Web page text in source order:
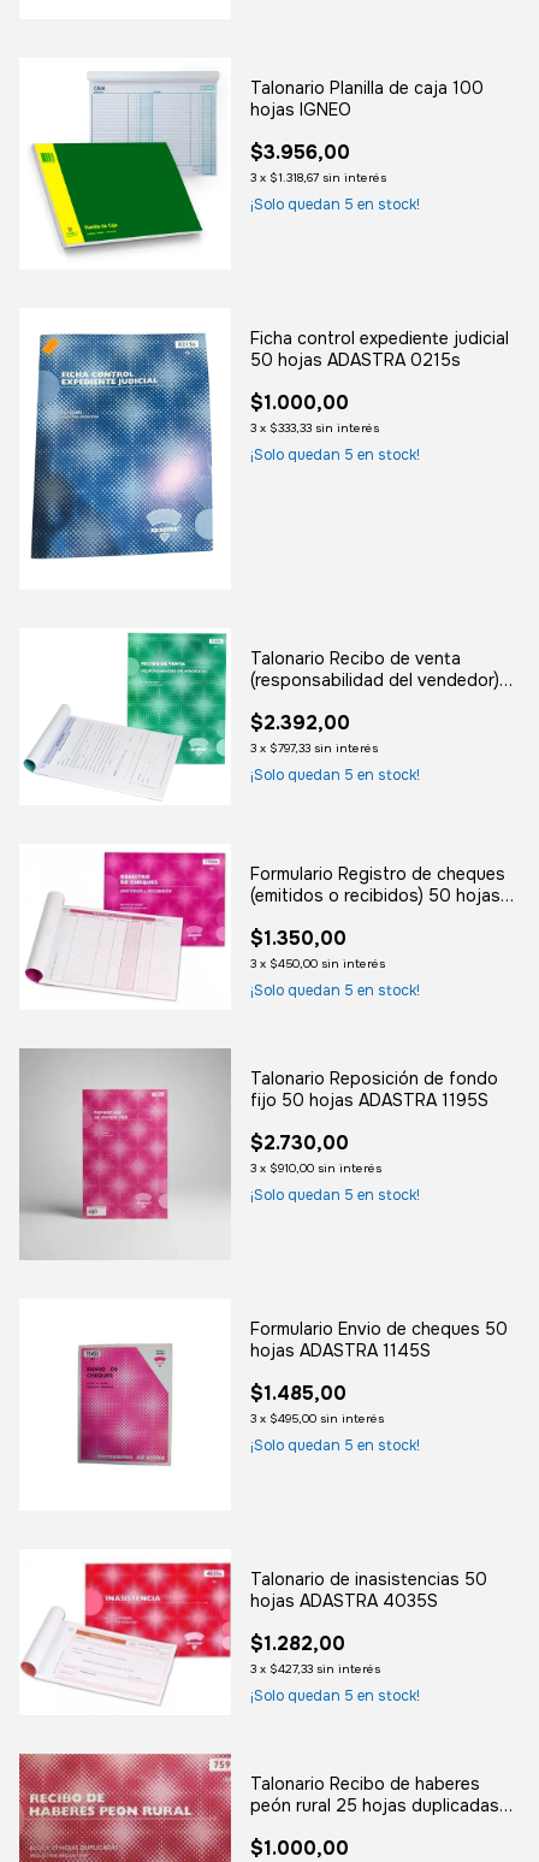
Talonario Planilla de caja 100
hojas IGNEO
$3.956,00
3 x $1.318,67 sin interés
¡Solo quedan 5 en stock!
Ficha control expediente judicial
50 hojas ADASTRA 0215s
$1.000,00
3 x $333,33 sin interés
¡Solo quedan 5 en stock!
Talonario Recibo de venta
(responsabilidad del vendedor)
$2.392,00
3 x $797,33 sin interés
¡Solo quedan 5 en stock!
Formulario Registro de cheques
(emitidos o recibidos) 50 hojas
$1.350,00
3 x $450,00 sin interés
¡Solo quedan 5 en stock!
Talonario Reposición de fondo
fijo 50 hojas ADASTRA 1195S
$2.730,00
3 x $910,00 sin interés
¡Solo quedan 5 en stock!
Formulario Envio de cheques 50
hojas ADASTRA 1145S
$1.485,00
3 x $495,00 sin interés
¡Solo quedan 5 en stock!
Talonario de inasistencias 50
hojas ADASTRA 4035S
$1.282,00
3 x $427,33 sin interés
¡Solo quedan 5 en stock!
Talonario Recibo de haberes
peón rural 25 hojas duplicadas
$1.000,00